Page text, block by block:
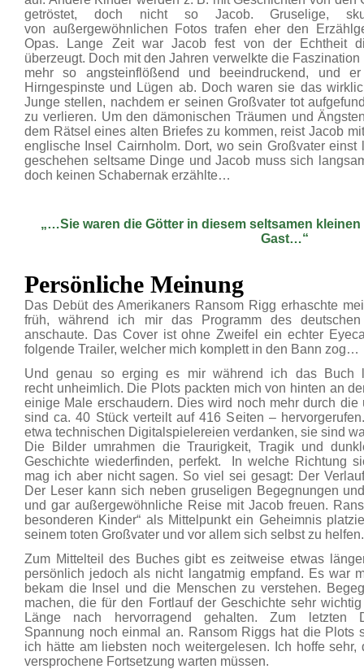
getröstet, doch nicht so Jacob. Gruselige,
von außergewöhnlichen Fotos trafen eher den
Opas. Lange Zeit war Jacob fest von der Echtheit
überzeugt. Doch mit den Jahren verwelkte die
mehr so angsteinflößend und beeindruckend, und
Hirngespinste und Lügen ab. Doch waren sie das
Junge stellen, nachdem er seinen Großvater tot
zu verlieren. Um den dämonischen Träumen und
dem Rätsel eines alten Briefes zu kommen, reist Jacob
englische Insel Cairnholm. Dort, wo sein Großvater einst
geschehen seltsame Dinge und Jacob muss sich
doch keinen Schabernak erzählte…
„…Sie waren die Götter in diesem seltsamen
Gast…“
Persönliche Meinung
Das Debüt des Amerikaners Ransom Rigg erhaschte
früh, während ich mir das Programm des
anschaute. Das Cover ist ohne Zweifel ein echter
folgende Trailer, welcher mich komplett in den Bann zog…
Und genau so erging es mir während ich das Buch
recht unheimlich. Die Plots packten mich von hinten an
einige Male erschaudern. Dies wird noch mehr durch
sind ca. 40 Stück verteilt auf 416 Seiten –
etwa technischen Digitalspielereien verdanken, sie sind
Die Bilder umrahmen die Traurigkeit, Tragik und
Geschichte wiederfinden, perfekt. In welche Richtung
mag ich aber nicht sagen. So viel sei gesagt: Der
Der Leser kann sich neben gruseligen Begegnungen
und gar außergewöhnliche Reise mit Jacob freuen.
besonderen Kinder“ als Mittelpunkt ein Geheimnis
seinem toten Großvater und vor allem sich selbst zu helfen.
Zum Mittelteil des Buches gibt es zeitweise etwas
persönlich jedoch als nicht langatmig empfand. Es war
bekam die Insel und die Menschen zu verstehen.
machen, die für den Fortlauf der Geschichte sehr
Länge nach hervorragend gehalten. Zum
Spannung noch einmal an. Ransom Riggs hat die Plots
ich hätte am liebsten noch weitergelesen. Ich hoffe
versprochene Fortsetzung warten müssen.